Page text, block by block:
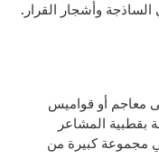
معاجم أو قواميس
المشاعر
مجموعة كبيرة من